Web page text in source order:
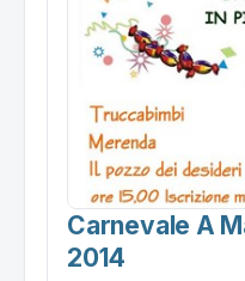
Carnevale A
2014